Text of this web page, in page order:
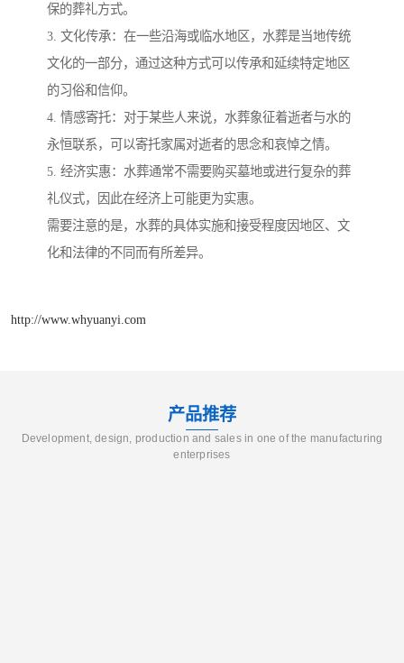
保的葬礼方式。
3. 文化传承：在一些沿海或临水地区，水葬是当地传统
文化的一部分，通过这种方式可以传承和延续特定地区
的习俗和信仰。
4. 情感寄托：对于某些人来说，水葬象征着逝者与水的
永恒联系，可以寄托家属对逝者的思念和哀悼之情。
5. 经济实惠：水葬通常不需要购买墓地或进行复杂的葬
礼仪式，因此在经济上可能更为实惠。
需要注意的是，水葬的具体实施和接受程度因地区、文
化和法律的不同而有所差异。
http://www.whyuanyi.com
产品推荐
Development, design, production and sales in one of the manufacturing
enterprises